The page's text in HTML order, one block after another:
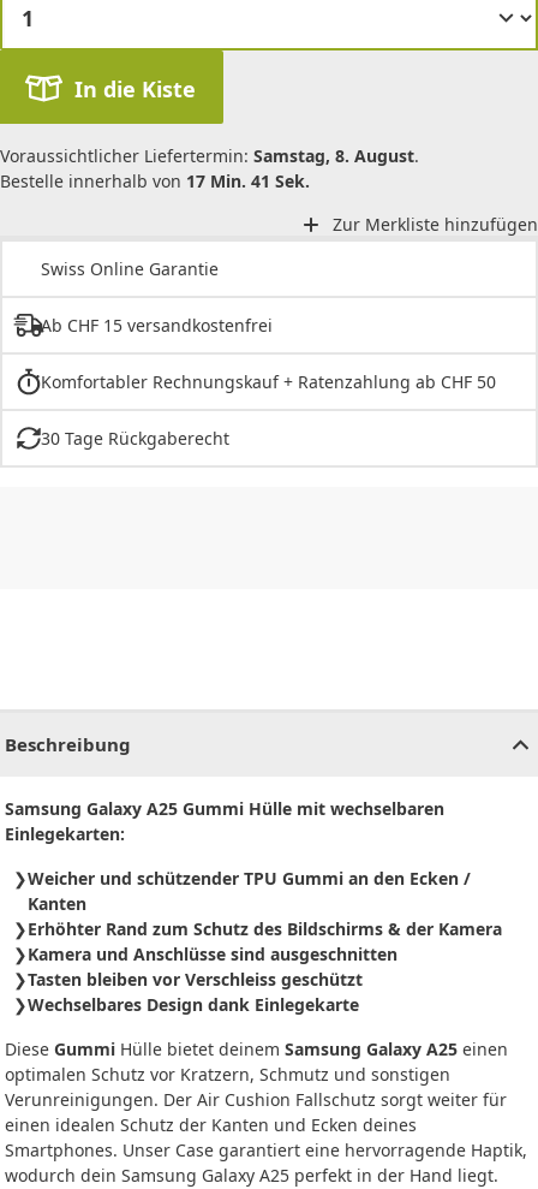
In die Kiste
Voraussichtlicher Liefertermin: Samstag, 8. August.
Bestelle innerhalb von 17 Min. 41 Sek.
Zur Merkliste hinzufügen
Swiss Online Garantie
Ab CHF 15 versandkostenfrei
Komfortabler Rechnungskauf + Ratenzahlung ab CHF 50
30 Tage Rückgaberecht
Beschreibung
Samsung Galaxy A25 Gummi Hülle mit wechselbaren
Einlegekarten:
Weicher und schützender TPU Gummi an den Ecken /
Kanten
Erhöhter Rand zum Schutz des Bildschirms & der Kamera
Kamera und Anschlüsse sind ausgeschnitten
Tasten bleiben vor Verschleiss geschützt
Wechselbares Design dank Einlegekarte
Diese Gummi Hülle bietet deinem Samsung Galaxy A25 einen
optimalen Schutz vor Kratzern, Schmutz und sonstigen
Verunreinigungen. Der Air Cushion Fallschutz sorgt weiter für
einen idealen Schutz der Kanten und Ecken deines
Smartphones. Unser Case garantiert eine hervorragende Haptik,
wodurch dein Samsung Galaxy A25 perfekt in der Hand liegt.